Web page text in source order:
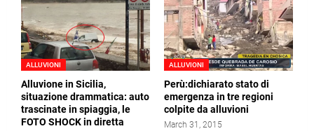
ALLUVIONI
Alluvione in Sicilia,
situazione drammatica: auto
trascinate in spiaggia, le
FOTO SHOCK in diretta
ALLUVIONI
Perù:dichiarato stato di
emergenza in tre regioni
colpite da alluvioni
March 31, 2015